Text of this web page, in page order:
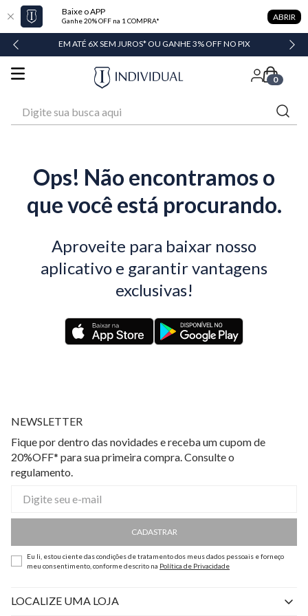
Baixe o APP
Ganhe 20% OFF na 1 COMPRA* ABRIR
EM ATÉ 6X SEM JUROS* OU GANHE 3% OFF NO PIX
0
Ops! Não encontramos o
que você está procurando.
Aproveite para baixar nosso
aplicativo e garantir vantagens
exclusivas!
NEWSLETTER
Fique por dentro das novidades e receba um cupom de
20%OFF* para sua primeira compra. Consulte o
regulamento.
CADASTRAR
Eu li, estou ciente das condições de tratamento dos meus dados pessoais e forneço
meu consentimento, conforme descrito na Política de Privacidade
LOCALIZE UMA LOJA